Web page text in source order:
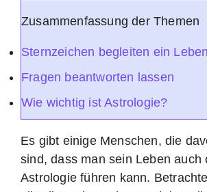
Zusammenfassung der Themen
Sternzeichen begleiten ein
Fragen beantworten lassen
Wie wichtig ist Astrologie?
Es gibt einige Menschen, die
sind, dass man sein Leben auch
Astrologie führen kann.